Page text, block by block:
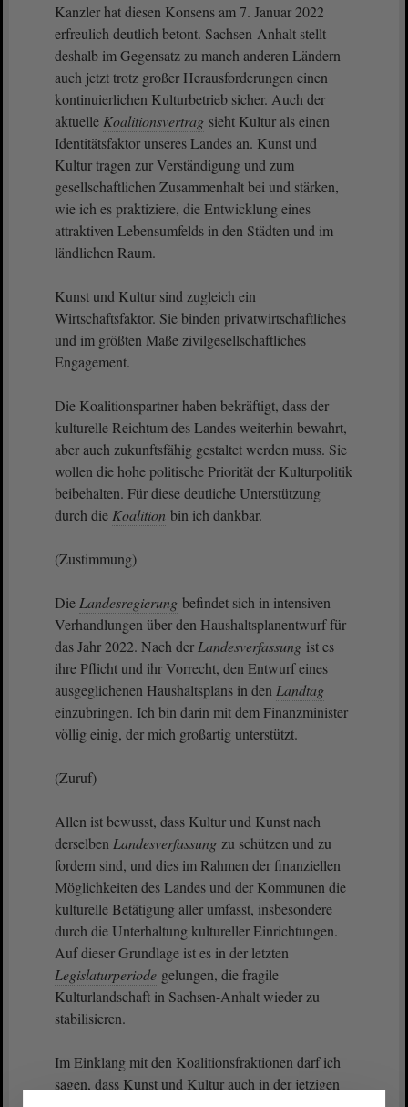
Kanzler hat diesen Konsens am 7. Januar 2022
erfreulich deutlich betont. Sachsen-Anhalt stellt
deshalb im Gegensatz zu manch anderen Ländern
auch jetzt trotz großer Herausforderungen einen
kontinuierlichen Kulturbetrieb sicher. Auch der
aktuelle Koalitionsvertrag sieht Kultur als einen
Identitätsfaktor unseres Landes an. Kunst und
Kultur tragen zur Verständigung und zum
gesellschaftlichen Zusammenhalt bei und stärken,
wie ich es praktiziere, die Entwicklung eines
attraktiven Lebensumfelds in den Städten und im
ländlichen Raum.
Kunst und Kultur sind zugleich ein
Wirtschaftsfaktor. Sie binden privatwirtschaftliches
und im größten Maße zivilgesellschaftliches
Engagement.
Die Koalitionspartner haben bekräftigt, dass der
kulturelle Reichtum des Landes weiterhin bewahrt,
aber auch zukunftsfähig gestaltet werden muss. Sie
wollen die hohe politische Priorität der Kulturpolitik
beibehalten. Für diese deutliche Unterstützung
durch die Koalition bin ich dankbar.
(Zustimmung)
Die Landesregierung befindet sich in intensiven
Verhandlungen über den Haushaltsplanentwurf für
das Jahr 2022. Nach der Landesverfassung ist es
ihre Pflicht und ihr Vorrecht, den Entwurf eines
ausgeglichenen Haushaltsplans in den Landtag
einzubringen. Ich bin darin mit dem Finanzminister
völlig einig, der mich großartig unterstützt.
(Zuruf)
Allen ist bewusst, dass Kultur und Kunst nach
derselben Landesverfassung zu schützen und zu
fordern sind, und dies im Rahmen der finanziellen
Möglichkeiten des Landes und der Kommunen die
kulturelle Betätigung aller umfasst, insbesondere
durch die Unterhaltung kultureller Einrichtungen.
Auf dieser Grundlage ist es in der letzten
Legislaturperiode gelungen, die fragile
Kulturlandschaft in Sachsen-Anhalt wieder zu
stabilisieren.
Im Einklang mit den Koalitionsfraktionen darf ich
sagen, dass Kunst und Kultur auch in der jetzigen